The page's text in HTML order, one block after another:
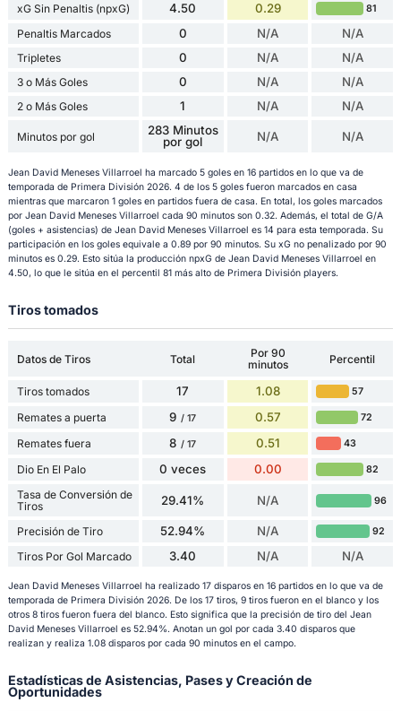
xG Sin Penaltis (npxG) 4.50 0.29 81
Penaltis Marcados 0 N/A N/A
Tripletes 0 N/A N/A
3 o Más Goles 0 N/A N/A
2 o Más Goles 1 N/A N/A
Minutos por gol
283 Minutos
por gol
N/A N/A
Jean David Meneses Villarroel ha marcado 5 goles en 16 partidos en lo que va de
temporada de Primera División 2026. 4 de los 5 goles fueron marcados en casa
mientras que marcaron 1 goles en partidos fuera de casa. En total, los goles marcados
por Jean David Meneses Villarroel cada 90 minutos son 0.32. Además, el total de G/A
(goles + asistencias) de Jean David Meneses Villarroel es 14 para esta temporada. Su
participación en los goles equivale a 0.89 por 90 minutos. Su xG no penalizado por 90
minutos es 0.29. Esto sitúa la producción npxG de Jean David Meneses Villarroel en
4.50, lo que le sitúa en el percentil 81 más alto de Primera División players.
Tiros tomados
Datos de Tiros Total
Por 90
minutos
Percentil
Tiros tomados 17 1.08 57
Remates a puerta 9 / 17 0.57 72
Remates fuera 8 / 17 0.51 43
Dio En El Palo 0 veces 0.00 82
Tasa de Conversión de
Tiros
29.41% N/A 96
Precisión de Tiro 52.94% N/A 92
Tiros Por Gol Marcado 3.40 N/A N/A
Jean David Meneses Villarroel ha realizado 17 disparos en 16 partidos en lo que va de
temporada de Primera División 2026. De los 17 tiros, 9 tiros fueron en el blanco y los
otros 8 tiros fueron fuera del blanco. Esto significa que la precisión de tiro del Jean
David Meneses Villarroel es 52.94%. Anotan un gol por cada 3.40 disparos que
realizan y realiza 1.08 disparos por cada 90 minutos en el campo.
Estadísticas de Asistencias, Pases y Creación de
Oportunidades